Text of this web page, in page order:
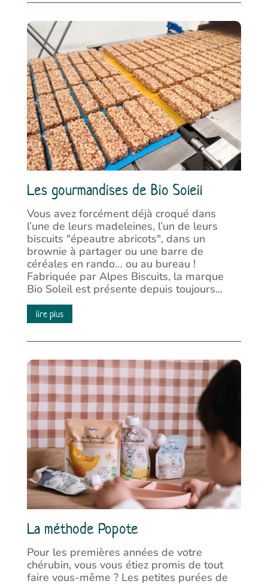
Les gourmandises de Bio Soleil
Vous avez forcément déjà croqué dans
l’une de leurs madeleines, l’un de leurs
biscuits "épeautre abricots", dans un
brownie à partager ou une barre de
céréales en rando… ou au bureau !
Fabriquée par Alpes Biscuits, la marque
Bio Soleil est présente depuis toujours...
lire plus
La méthode Popote
Pour les premières années de votre
chérubin, vous vous étiez promis de tout
faire vous-même ? Les petites purées de